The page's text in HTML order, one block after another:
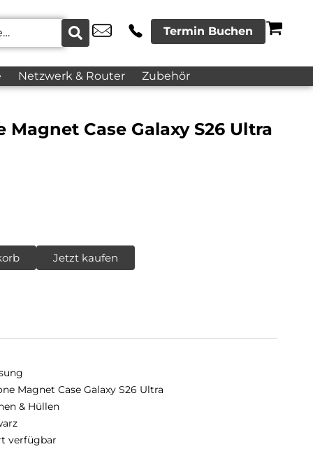
Termin Buchen
Netzwerk & Router Zubehör
Magnet Case Galaxy S26 Ultra
Jetzt kaufen
Magnet Case Galaxy S26 Ultra
& Hüllen
verfügbar